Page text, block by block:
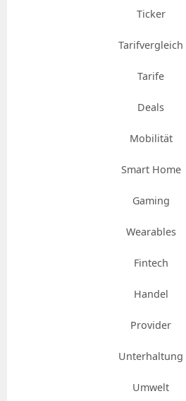
Ticker
Tarifvergleich
Tarife
Deals
Mobilität
Smart Home
Gaming
Wearables
Fintech
Handel
Provider
Unterhaltung
Umwelt